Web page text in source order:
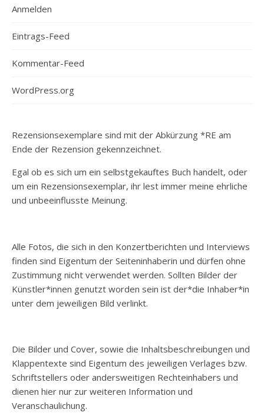
Anmelden
Eintrags-Feed
Kommentar-Feed
WordPress.org
Rezensionsexemplare sind mit der Abkürzung *RE am
Ende der Rezension gekennzeichnet.
Egal ob es sich um ein selbstgekauftes Buch handelt, oder
um ein Rezensionsexemplar, ihr lest immer meine ehrliche
und unbeeinflusste Meinung.
Alle Fotos, die sich in den Konzertberichten und Interviews
finden sind Eigentum der Seiteninhaberin und dürfen ohne
Zustimmung nicht verwendet werden. Sollten Bilder der
Künstler*innen genutzt worden sein ist der*die Inhaber*in
unter dem jeweiligen Bild verlinkt.
Die Bilder und Cover, sowie die Inhaltsbeschreibungen und
Klappentexte sind Eigentum des jeweiligen Verlages bzw.
Schriftstellers oder andersweitigen Rechteinhabers und
dienen hier nur zur weiteren Information und
Veranschaulichung.